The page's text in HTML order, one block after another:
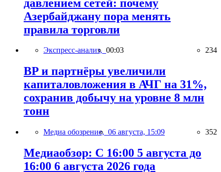
давлением сетей: почему
Азербайджану пора менять
правила торговли
Экспресс-анализ, 00:03 234
BP и партнёры увеличили
капиталовложения в АЧГ на 31%,
сохранив добычу на уровне 8 млн
тонн
Медиа обозрение, 06 августа, 15:09 352
Медиаобзор: С 16:00 5 августа до
16:00 6 августа 2026 года